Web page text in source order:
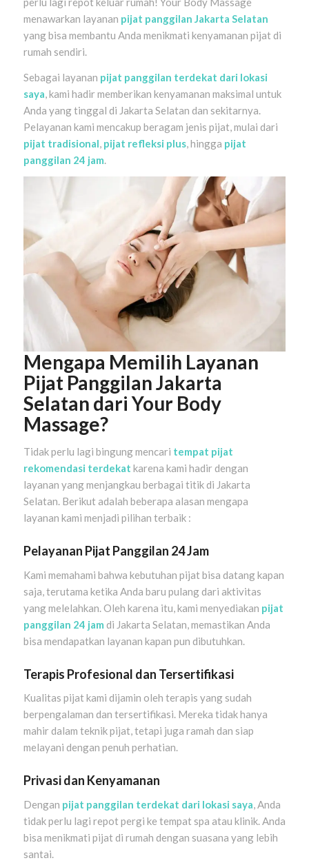
menawarkan layanan pijat panggilan Jakarta Selatan
yang bisa membantu Anda menikmati kenyamanan pijat di
rumah sendiri.
Sebagai layanan pijat panggilan terdekat dari lokasi
saya , kami hadir memberikan kenyamanan maksimal untuk
Anda yang tinggal di Jakarta Selatan dan sekitarnya.
Pelayanan kami mencakup beragam jenis pijat, mulai dari
pijat tradisional pijat refleksi plus, hingga pijat
panggilan 24 jam
Mengapa Memilih Layanan
Pijat Panggilan Jakarta
Selatan dari Your Body
Massage?
Tidak perlu lagi bingung mencari tempat pijat
rekomendasi terdekat karena kami hadir dengan
layanan yang menjangkau berbagai titik di Jakarta
Selatan. Berikut adalah beberapa alasan mengapa
layanan kami menjadi pilihan terbaik :
Pelayanan Pijat Panggilan 24 Jam
Kami memahami bahwa kebutuhan pijat bisa datang kapan
saja, terutama ketika Anda baru pulang dari aktivitas
yang melelahkan. Oleh karena itu, kami menyediakan pijat
panggilan 24 jam di Jakarta Selatan, memastikan Anda
bisa mendapatkan layanan kapan pun dibutuhkan.
Terapis Profesional dan Tersertifikasi
Kualitas pijat kami dijamin oleh terapis yang sudah
berpengalaman dan tersertifikasi. Mereka tidak hanya
mahir dalam teknik pijat, tetapi juga ramah dan siap
melayani dengan penuh perhatian.
Privasi dan Kenyamanan
Dengan pijat panggilan terdekat dari lokasi saya, Anda
tidak perlu lagi repot pergi ke tempat spa atau klinik. Anda
bisa menikmati pijat di rumah dengan suasana yang lebih
santai.